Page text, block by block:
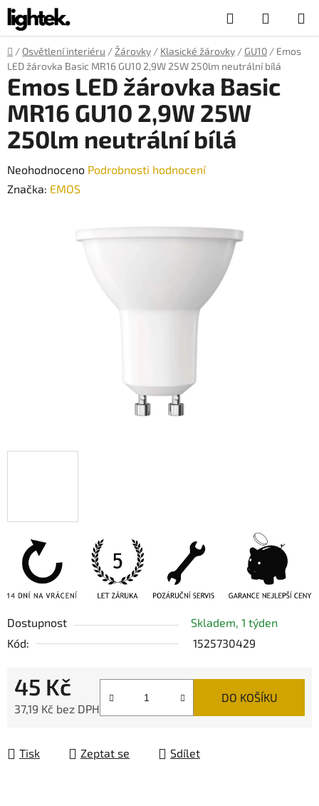
Přejít
na
obsah
Hledat
KOŠÍK
Domů
/ Osvětlení interiéru / Žárovky / Klasické žárovky / GU10 / Emos
LED žárovka Basic MR16 GU10 2,9W 25W 250lm neutrální bílá
Dostupnost
Skladem, 1 týden
Kód:
1525730429
45 Kč
37,19 Kč bez DPH
DO KOŠÍKU
Tisk Zeptat se Sdílet
Emos LED žárovka Basic
MR16 GU10 2,9W 25W
250lm neutrální bílá
Průměrné
hodnocení
Neohodnoceno Podrobnosti hodnocení
Značka: EMOS